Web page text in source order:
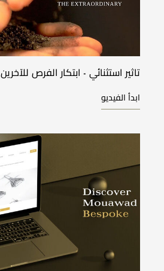
تاثير استثنائي - ابتكار الفرص للآخرين
ابدأ الفيديو